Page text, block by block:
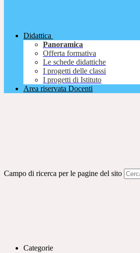
Didattica
Panoramica
Offerta formativa
Le schede didattiche
I progetti delle classi
I progetti di Istituto
Area riservata Docenti
Campo di ricerca per le pagine del sito
Categorie